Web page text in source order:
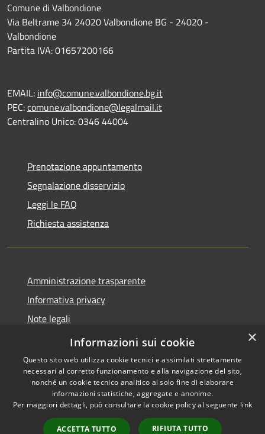
Comune di Valbondione
Via Beltrame 34 24020 Valbondione BG - 24020 -
Valbondione
Partita IVA: 01657200166
EMAIL: info@comune.valbondione.bg.it
PEC:comune.valbondione@legalmail.it
Centralino Unico: 0346 44004
Prenotazione appuntamento
Segnalazione disservizio
Leggi le FAQ
Richiesta assistenza
Amministrazione trasparente
Informativa privacy
Note legali
Dichiarazione di accessibilità
Accessibilità
Copyright © 2026 • Comune di
Valbondione • Powered by
Municipium•
Accesso
×
Informazioni sui cookie
Questo sito web utilizza cookie tecnici e assimilati strettamente
necessari al corretto funzionamento e alla navigazione del sito,
nonché un cookie tecnico analitico al solo fine di elaborare
informazioni statistiche, aggregate e anonime.
Per maggiori dettagli, può consultare la cookie policy al seguente link
ACCETTA TUTTO RIFIUTA TUTTO